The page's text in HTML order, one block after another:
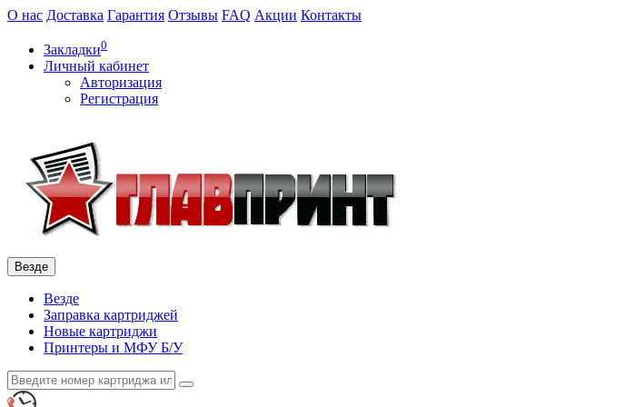
О нас Доставка Гарантия Отзывы FAQ Акции Контакты
Закладки0
Личный кабинет
Авторизация
Регистрация
Везде
Везде
Заправка картриджей
Новые картриджи
Принтеры и МФУ Б/У